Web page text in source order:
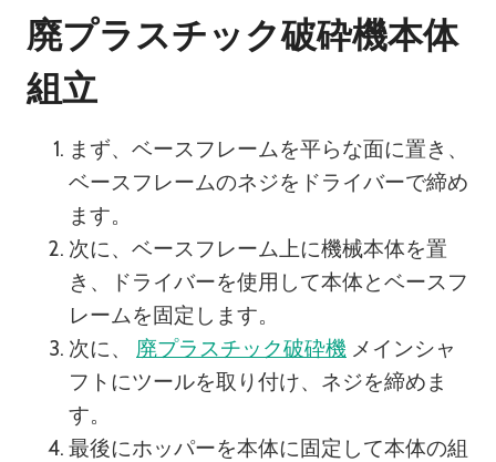
廃プラスチック破砕機本体
組立
まず、ベースフレームを平らな面に置き、
ベースフレームのネジをドライバーで締め
ます。
次に、ベースフレーム上に機械本体を置
き、ドライバーを使用して本体とベースフ
レームを固定します。
次に、 廃プラスチック破砕機 メインシャ
フトにツールを取り付け、ネジを締めま
す。
最後にホッパーを本体に固定して本体の組